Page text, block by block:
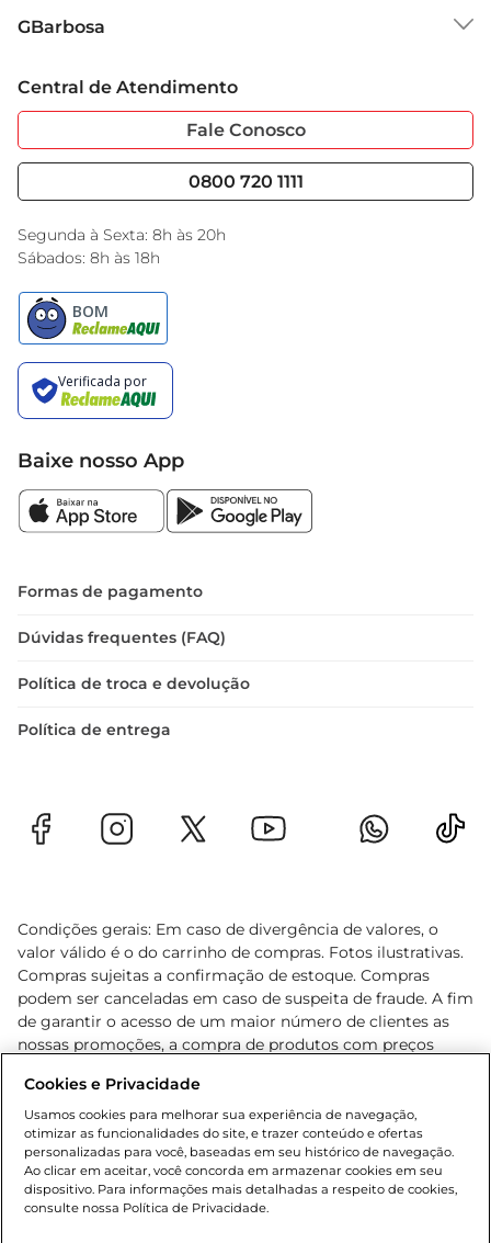
Grupo Cencosud
Sobre Privacidade
Portal do Fornecedo
Nossas Lojas
GBarbosa
Garantia Estendida
Serviços
Black Friday
Encarte do Dia
Central de Atendimento
Fale Conosco
0800 720 1111
Segunda à Sexta: 8h às 20h
Sábados: 8h às 18h
Baixe nosso App
Formas de pagamento
Dúvidas frequentes (FAQ)
Política de troca e devolução
Política de entrega
Condições gerais: Em caso de divergência de valores, o
valor válido é o do carrinho de compras. Fotos ilustrativas.
Compras sujeitas a confirmação de estoque. Compras
podem ser canceladas em caso de suspeita de fraude. A fim
de garantir o acesso de um maior número de clientes as
nossas promoções, a compra de produtos com preços
cliente. Os preços, ofertas e condições são exclusivos para
o e-commerce e válidos durante o dia de hoje, podendo
sofrer alterações sem prévia notificação. Proibida a venda
de bebidas alcoólicas para menores de 18 anos, conforme
Lei n.º 8069/90, art. 81, inciso II (Estatuto da Criança e do
Adolescente). Preços e condições exclusivos para o
Cookies e Privacidade
Usamos cookies para melhorar sua experiência de navegação,
otimizar as funcionalidades do site, e trazer conteúdo e ofertas
personalizadas para você, baseadas em seu histórico de navegação.
Ao clicar em aceitar, você concorda em armazenar cookies em seu
dispositivo. Para informações mais detalhadas a respeito de cookies,
consulte nossa Política de Privacidade.